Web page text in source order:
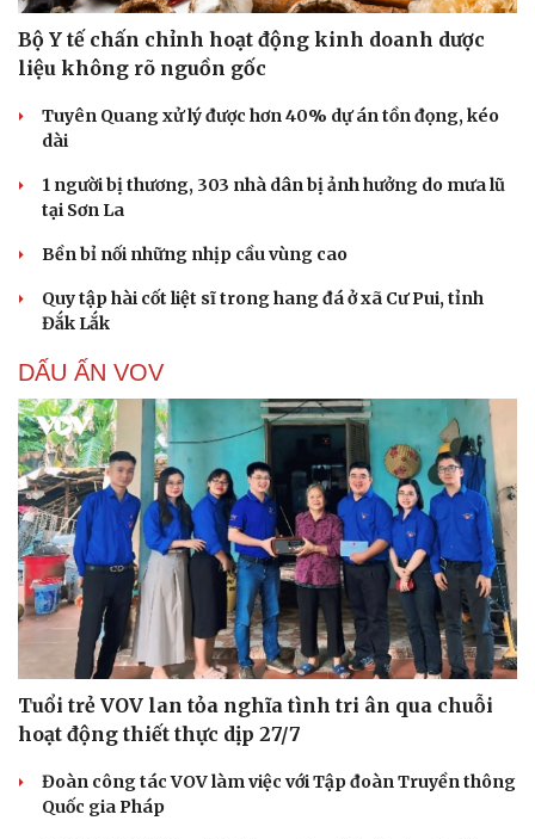
Tư vấn
check-in
Podcast
Cửa sổ tình yêu
Bộ Y tế chấn chỉnh hoạt động kinh doanh dược
liệu không rõ nguồn gốc
Tuyên Quang xử lý được hơn 40% dự án tồn đọng, kéo
dài
1 người bị thương, 303 nhà dân bị ảnh hưởng do mưa lũ
tại Sơn La
Bền bỉ nối những nhịp cầu vùng cao
Quy tập hài cốt liệt sĩ trong hang đá ở xã Cư Pui, tỉnh
Đắk Lắk
DẤU ẤN VOV
Tuổi trẻ VOV lan tỏa nghĩa tình tri ân qua chuỗi
hoạt động thiết thực dịp 27/7
Đoàn công tác VOV làm việc với Tập đoàn Truyền thông
Quốc gia Pháp